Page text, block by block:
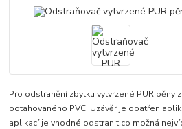
Pro odstranění zbytku vytvrzené PUR pěny
potahovaného PVC. Uzávěr je opatřen
aplikací je vhodné odstranit co možná